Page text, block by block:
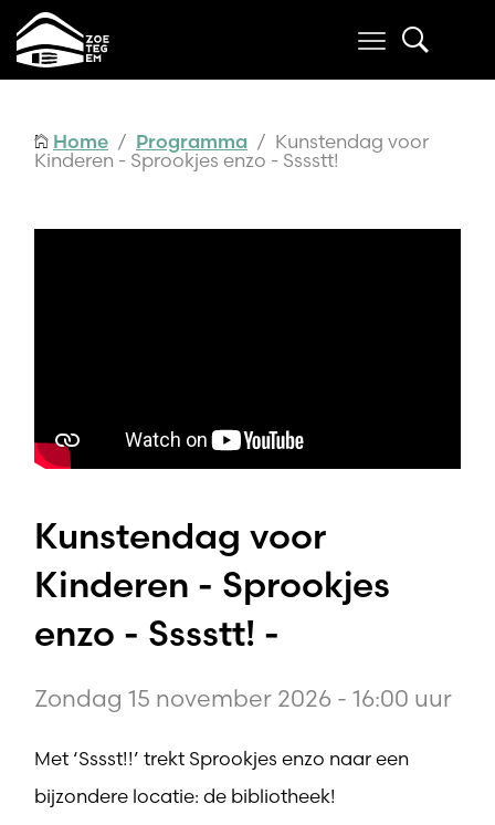
Home / Programma / Kunstendag voor
Kinderen - Sprookjes enzo - Sssstt!
Kunstendag voor
Kinderen - Sprookjes
enzo - Sssstt! -
Zondag 15 november 2026 - 16:00 uur
Met ‘Sssst!!’ trekt Sprookjes enzo naar een
bijzondere locatie: de bibliotheek!